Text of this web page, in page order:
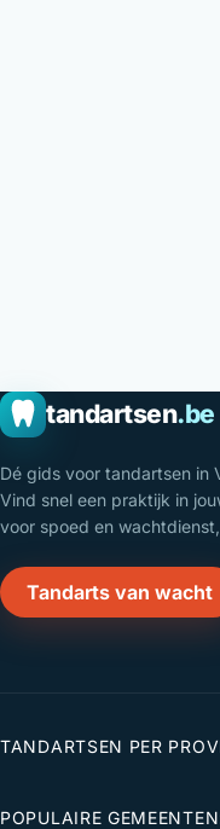
tandartsen.be
Dé gids voor tandartsen in
Vind snel een praktijk in
voor spoed en
Tandarts van wacht
TANDARTSEN PER
POPULAIRE